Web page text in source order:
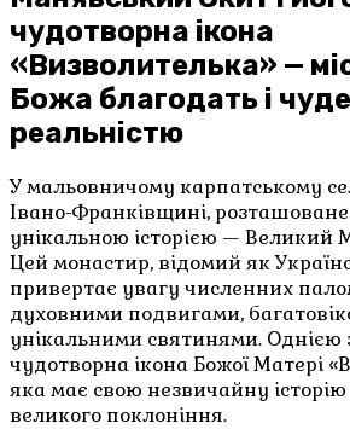
чудотворна ікона
«Визволителька» —
Божа благодать і
реальністю
У мальовничому карпатському
Івано-Франківщині, розташоване
унікальною історією — Великий
Цей монастир, відомий як
привертає увагу численних
духовними подвигами,
унікальними святинями. Однією
чудотворна ікона Божої Матері
яка має свою незвичайну історію
великого поклоніння.